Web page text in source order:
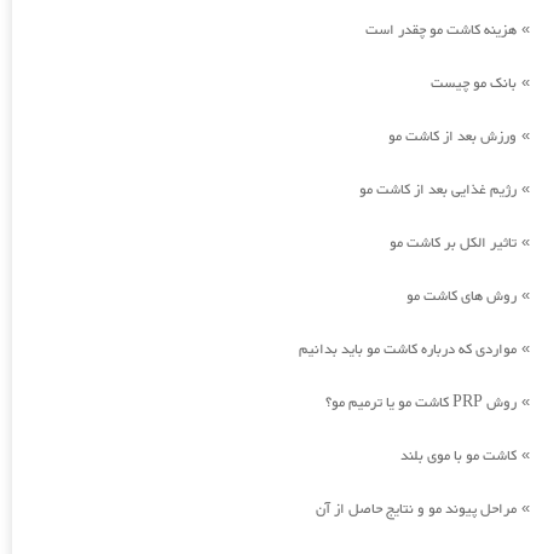
» هزینه کاشت مو چقدر است
» بانک مو چیست
» ورزش بعد از کاشت مو
» رژیم غذایی بعد از کاشت مو
» تاثیر الکل بر کاشت مو
» روش های کاشت مو
» مواردی که درباره کاشت مو باید بدانیم
» روش PRP کاشت مو یا ترمیم مو؟
» کاشت مو با موی بلند
» مراحل پیوند مو و نتایج حاصل از آن